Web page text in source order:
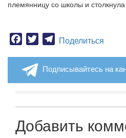
племянницу со школы и столкнула
Facebook
TwitterTelegram
Поделиться
Подписывайтесь на
Добавить